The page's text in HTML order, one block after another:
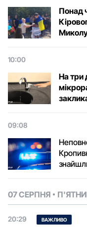
Понад
10:00
На три
09:08
07 СЕРПНЯ
20:29 ВАЖЛИВО